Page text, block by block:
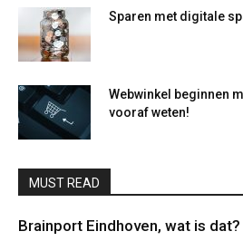
Sparen met digitale
Webwinkel beginnen
vooraf weten!
MUST READ
Brainport Eindhoven, wat is dat?